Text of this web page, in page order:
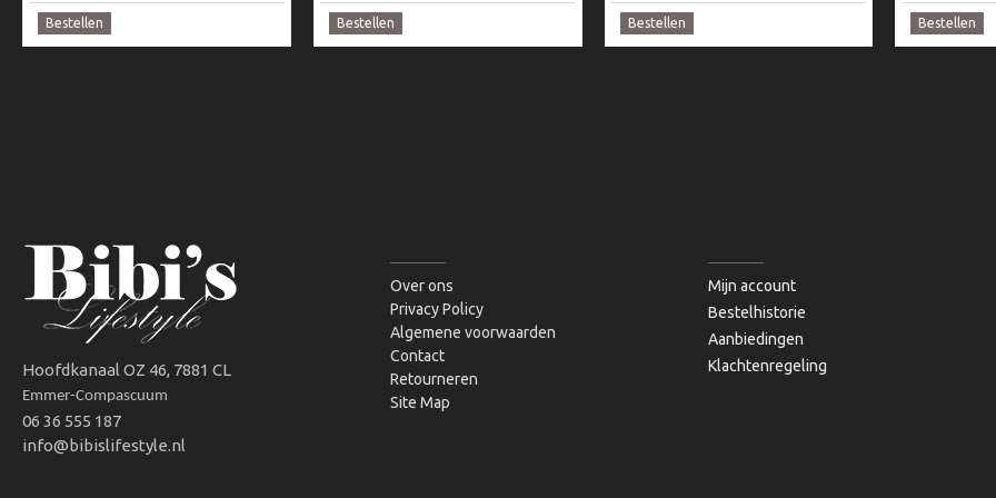
Bestellen Bestellen Bestellen Bestellen
Hoofdkanaal OZ 46, 7881 CL
Emmer-Compascuum
06 36 555 187
info@bibislifestyle.nl
Over ons
Privacy Policy
Algemene voorwaarden
Contact
Retourneren
Site Map
Mijn account
Bestelhistorie
Aanbiedingen
Klachtenregeling